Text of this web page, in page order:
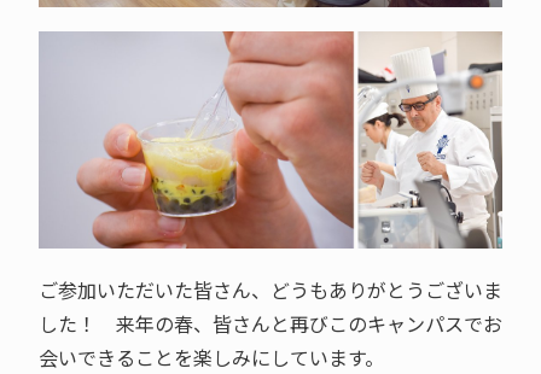
ご参加いただいた皆さん、どうもありがとうございま
した！ 来年の春、皆さんと再びこのキャンパスでお
会いできることを楽しみにしています。